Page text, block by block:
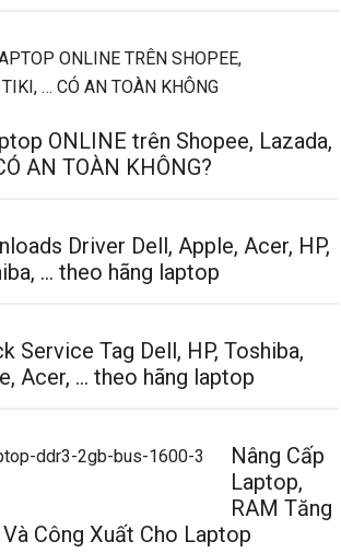
ONLINE trên Shopee, Lazada,
AN TOÀN KHÔNG?
Driver Dell, Apple, Acer, HP,
… theo hãng laptop
Service Tag Dell, HP, Toshiba,
Acer, … theo hãng laptop
Nâng Cấp
Laptop,
RAM Tăng
Công Xuất Cho Laptop